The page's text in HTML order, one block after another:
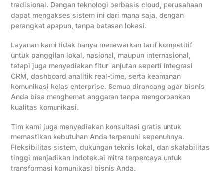
tradisional. Dengan teknologi berbasis cloud, perusahaan
dapat mengakses sistem ini dari mana saja, dengan
perangkat apapun, tanpa batasan lokasi.
Layanan kami tidak hanya menawarkan tarif kompetitif
untuk panggilan lokal, nasional, maupun internasional,
tetapi juga menyediakan fitur lanjutan seperti integrasi
CRM, dashboard analitik real-time, serta keamanan
komunikasi kelas enterprise. Semua dirancang agar bisnis
Anda bisa menghemat anggaran tanpa mengorbankan
kualitas komunikasi.
Tim kami juga menyediakan konsultasi gratis untuk
memastikan kebutuhan Anda terpenuhi sepenuhnya.
Fleksibilitas sistem, dukungan teknis lokal, dan skalabilitas
tinggi menjadikan Indotek.ai mitra terpercaya untuk
transformasi komunikasi bisnis Anda.